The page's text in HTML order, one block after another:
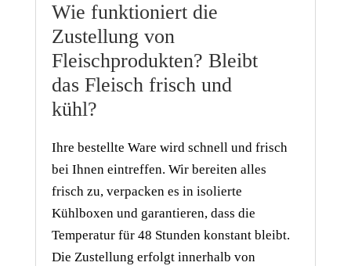
Wie funktioniert die
Zustellung von
Fleischprodukten? Bleibt
das Fleisch frisch und
kühl?
Ihre bestellte Ware wird schnell und frisch
bei Ihnen eintreffen. Wir bereiten alles
frisch zu, verpacken es in isolierte
Kühlboxen und garantieren, dass die
Temperatur für 48 Stunden konstant bleibt.
Die Zustellung erfolgt innerhalb von